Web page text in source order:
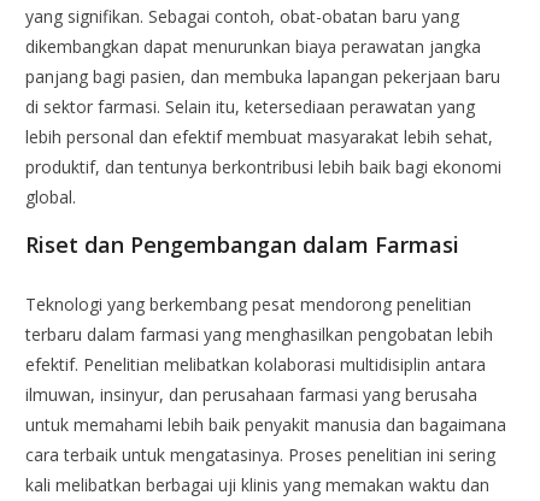
yang signifikan. Sebagai contoh, obat-obatan baru yang
dikembangkan dapat menurunkan biaya perawatan jangka
panjang bagi pasien, dan membuka lapangan pekerjaan baru
di sektor farmasi. Selain itu, ketersediaan perawatan yang
lebih personal dan efektif membuat masyarakat lebih sehat,
produktif, dan tentunya berkontribusi lebih baik bagi ekonomi
global.
Riset dan Pengembangan dalam Farmasi
Teknologi yang berkembang pesat mendorong penelitian
terbaru dalam farmasi yang menghasilkan pengobatan lebih
efektif. Penelitian melibatkan kolaborasi multidisiplin antara
ilmuwan, insinyur, dan perusahaan farmasi yang berusaha
untuk memahami lebih baik penyakit manusia dan bagaimana
cara terbaik untuk mengatasinya. Proses penelitian ini sering
kali melibatkan berbagai uji klinis yang memakan waktu dan